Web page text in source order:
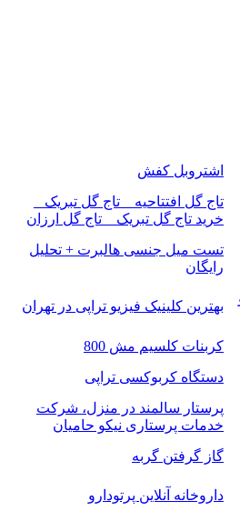
اشتروبل کفش
تاج گل افتتاحیه _ تاج گل تبریک _
خرید تاج گل تبریک _ تاج گل ارزان
تست میل جنسی هالبرت + تحلیل
رایگان
بهترین کلینیک فیزیو تراپی در تهران
کربنات کلسیم مش 800
دستگاه کربوکسی تراپی
پرستار سالمند در منزل، شرکت
خدمات پرستاری نیکو حامیان
گاز گرفتن گربه
داروخانه آنلاین پرتودارو